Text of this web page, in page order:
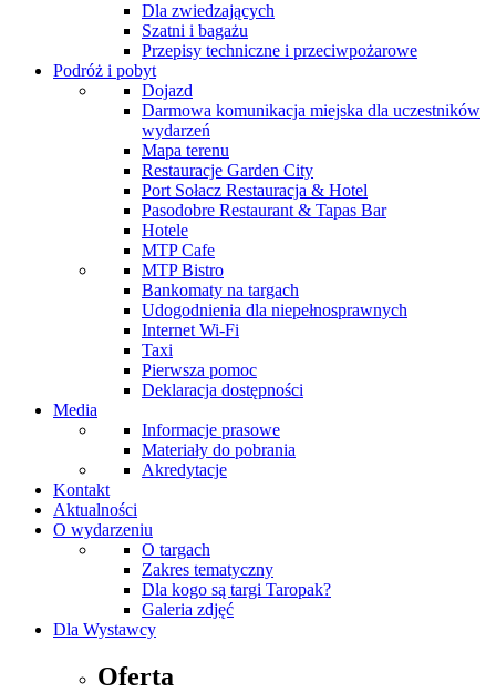
Dla zwiedzających
Szatni i bagażu
Przepisy techniczne i przeciwpożarowe
Podróż i pobyt
Dojazd
Darmowa komunikacja miejska dla uczestników
wydarzeń
Mapa terenu
Restauracje Garden City
Port Sołacz Restauracja & Hotel
Pasodobre Restaurant & Tapas Bar
Hotele
MTP Cafe
MTP Bistro
Bankomaty na targach
Udogodnienia dla niepełnosprawnych
Internet Wi-Fi
Taxi
Pierwsza pomoc
Deklaracja dostępności
Media
Informacje prasowe
Materiały do pobrania
Akredytacje
Kontakt
Aktualności
O wydarzeniu
O targach
Zakres tematyczny
Dla kogo są targi Taropak?
Galeria zdjęć
Dla Wystawcy
Oferta